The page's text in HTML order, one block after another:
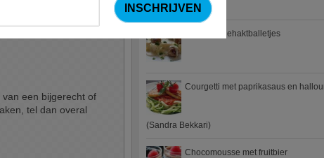
Dien
een bijgerecht of
tel dan overal
Zweedse gehaktballetjes
Courgetti met paprikasaus en
(Sandra Bekkari)
Chocomousse met fruitbier